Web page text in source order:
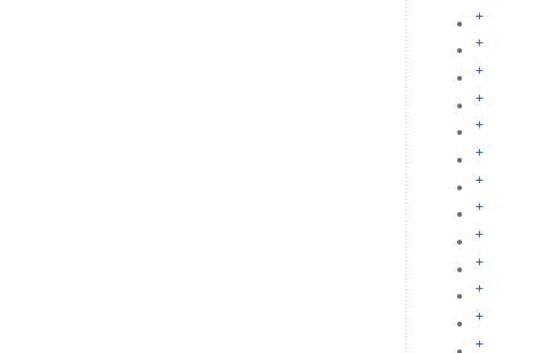
+
+
+
+
+
+
+
+
+
+
+
+
+